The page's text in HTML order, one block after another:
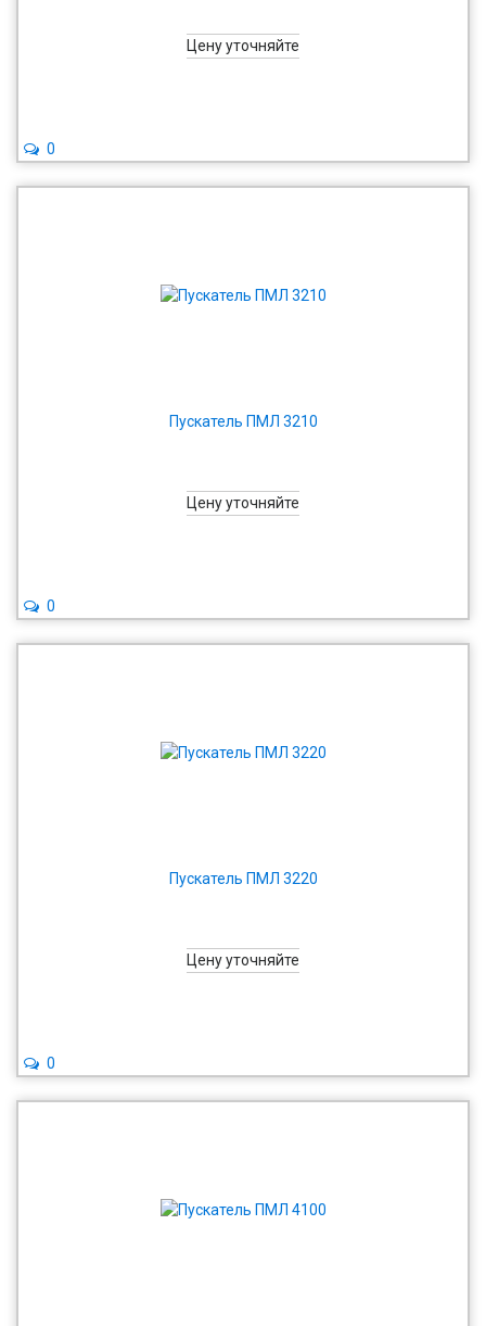
Цену уточняйте
0
Пускатель ПМЛ 3210
Цену уточняйте
0
Пускатель ПМЛ 3220
Цену уточняйте
0